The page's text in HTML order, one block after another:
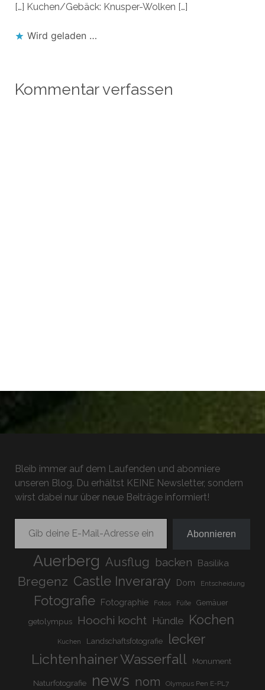
[…] Kuchen/Gebäck: Knusper-Wolken […]
Wird geladen …
Kommentar verfassen
Bleib immer auf dem Laufenden und abonniere
unseren Blog. Du erhältst KEINE Newsletter, sondern
wirst dabei nur über neue Beiträge informiert!
Gib deine E-Mail-Adresse ein ...
Abonnieren
Auerberg Ausflug backen Basilika
Bregenz Castle Inveraray Dom Entscheidung
Fotografie Fotographie Fotos Füße Gemäuer
getolympus Hoochi kocht Hündle Kochen
Kuchen Landschaftsfotografie lecker
Lichtenhainer Wasserfall Monument
Naturfotografie news nom Olympus Pen E-PL7